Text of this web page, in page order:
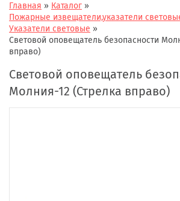
Главная » Каталог »
Пожарные извещатели,указатели
Указатели световые »
Световой оповещатель безопасности
вправо)
Световой оповещатель
Молния-12 (Стрелка вправо)